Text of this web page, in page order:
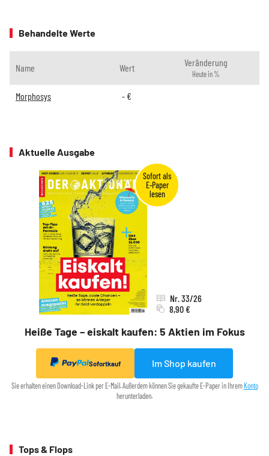
Behandelte Werte
Name Wert Veränderung
Heute in %
Morphosys - €
Aktuelle Ausgabe
Heiße Tage – eiskalt kaufen: 5 Aktien im Fokus
Nr. 33/26
8,90 €
Sofortkauf Im Shop kaufen
Sie erhalten einen Download-Link per E-Mail. Außerdem können Sie gekaufte E-Paper in Ihrem Konto
herunterladen.
Tops & Flops